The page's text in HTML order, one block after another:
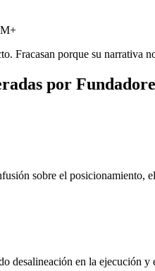
Fracasan porque su narrativa
por
sobre el
desalineación en la ejecución y